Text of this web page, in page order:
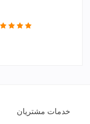
خدمات مشتریان